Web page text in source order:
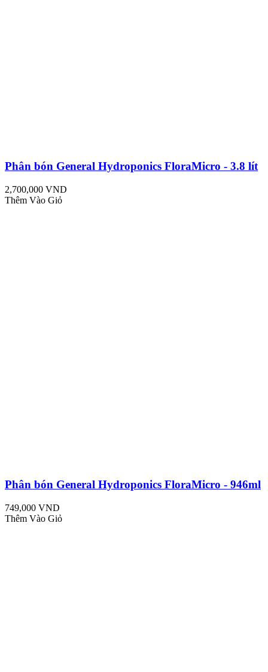
Phân bón General Hydroponics FloraMicro - 3.8 lít
2,700,000 VND
Thêm Vào Giỏ
Phân bón General Hydroponics FloraMicro - 946ml
749,000 VND
Thêm Vào Giỏ